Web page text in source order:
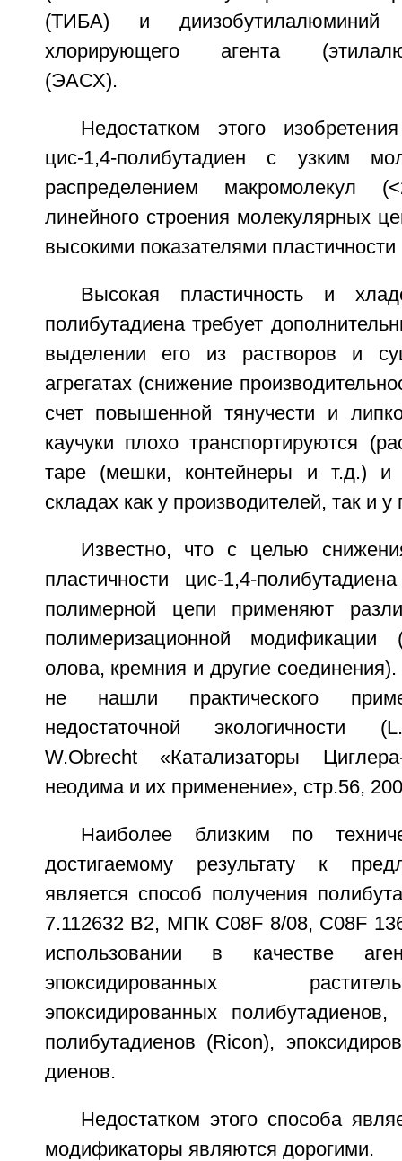
(ТИБА) и диизобутилалюминий
хлорирующего агента
(ЭАСХ).
Недостатком этого
цис-1,4-полибутадиен с узким
распределением макромолекул
линейного строения молекулярных
высокими показателями пластичности
Высокая пластичность и
полибутадиена требует
выделении его из растворов и
агрегатах (снижение
счет повышенной тянучести и
каучуки плохо транспортируются
таре (мешки, контейнеры и т.д.) и
складах как у производителей, так и у
Известно, что с целью
пластичности цис-1,4-
полимерной цепи применяют
полимеризационной
олова, кремния и другие
не нашли практического
недостаточной экологичности
W.Obrecht «Катализаторы
неодима и их применение», стр.56,
Наиболее близким по
достигаемому результату к
является способ получения
7.112632 B2, МПК C08F 8/08, C08F
использовании в качестве
эпоксидированных
эпоксидированных полибутадиенов,
полибутадиенов (Ricon),
диенов.
Недостатком этого способа
модификаторы являются дорогими.